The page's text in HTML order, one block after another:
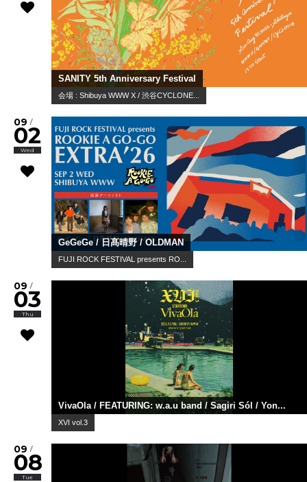
SANITY 5th Anniversary Festival
会場 : Shibuya WWW X / 渋谷CYCLONE...
09 /
02
Wed
GeGeGe / 日髙晴野 / OLDMAN
FUJI ROCK FESTIVAL presents RO...
09 /
03
Thu
VivaOla / FEATURING: w.a.u band / Sagiri Sól / Yon...
XVI vol.3
09 /
08
Tue